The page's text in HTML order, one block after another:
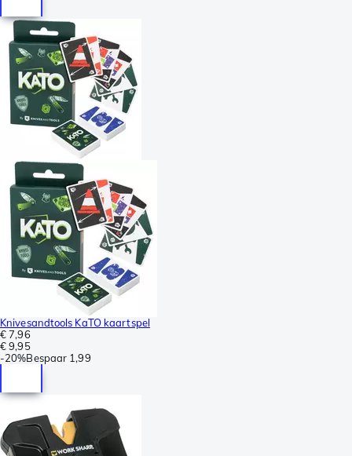
Knivesandtools KaTO kaartspel
€ 7,96
€ 9,95
-20%Bespaar 1,99